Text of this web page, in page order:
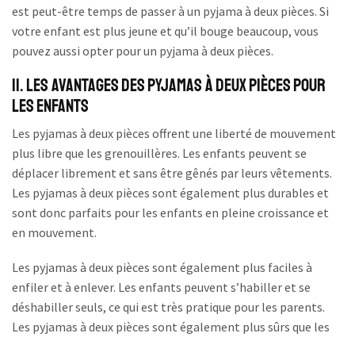
est peut-être temps de passer à un pyjama à deux pièces. Si
votre enfant est plus jeune et qu’il bouge beaucoup, vous
pouvez aussi opter pour un pyjama à deux pièces.
II. Les avantages des pyjamas à deux pièces pour
les enfants
Les pyjamas à deux pièces offrent une liberté de mouvement
plus libre que les grenouillères. Les enfants peuvent se
déplacer librement et sans être gênés par leurs vêtements.
Les pyjamas à deux pièces sont également plus durables et
sont donc parfaits pour les enfants en pleine croissance et
en mouvement.
Les pyjamas à deux pièces sont également plus faciles à
enfiler et à enlever. Les enfants peuvent s’habiller et se
déshabiller seuls, ce qui est très pratique pour les parents.
Les pyjamas à deux pièces sont également plus sûrs que les